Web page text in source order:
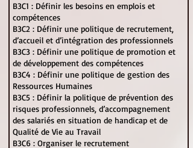
B3C1 : Définir les besoins en emplois et
compétences
B3C2 : Définir une politique de recrutement,
d’accueil et d’intégration des professionnels
B3C3 : Définir une politique de promotion et
de développement des compétences
B3C4 : Définir une politique de gestion des
Ressources Humaines
B3C5 : Définir la politique de prévention des
risques professionnels, d’accompagnement
des salariés en situation de handicap et de
Qualité de Vie au Travail
B3C6 : Organiser le recrutement